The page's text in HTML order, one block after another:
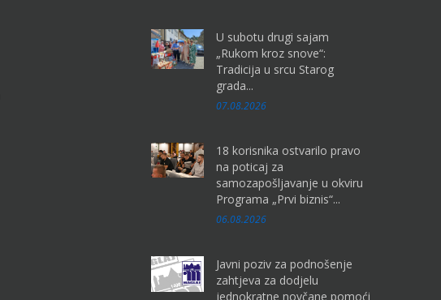
U subotu drugi sajam
„Rukom kroz snove“:
Tradicija u srcu Starog
grada...
07.08.2026
18 korisnika ostvarilo pravo
na poticaj za
samozapošljavanje u okviru
Programa „Prvi biznis“...
06.08.2026
Javni poziv za podnošenje
zahtjeva za dodjelu
jednokratne novčane pomoći